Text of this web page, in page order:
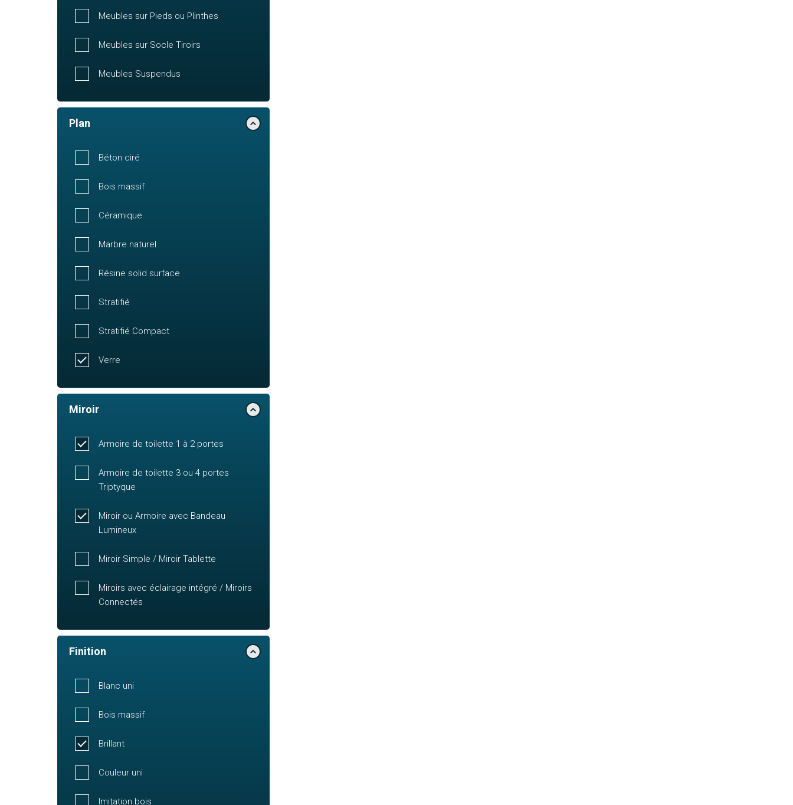
Meubles sur Pieds ou Plinthes
Meubles sur Socle Tiroirs
Meubles Suspendus
Plan
Béton ciré
Bois massif
Céramique
Marbre naturel
Résine solid surface
Stratifié
Stratifié Compact
Verre
Miroir
Armoire de toilette 1 à 2 portes
Armoire de toilette 3 ou 4 portes
Triptyque
Miroir ou Armoire avec Bandeau
Lumineux
Miroir Simple / Miroir Tablette
Miroirs avec éclairage intégré / Miroirs
Connectés
Finition
Blanc uni
Bois massif
Brillant
Couleur uni
Imitation bois